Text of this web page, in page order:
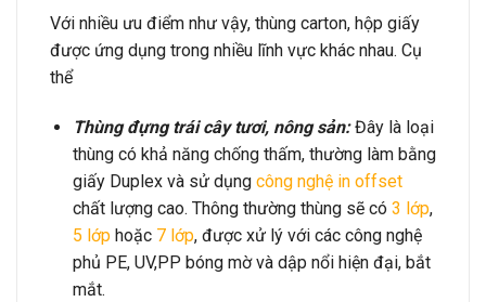
Với nhiều ưu điểm như vậy, thùng carton, hộp giấy
được ứng dụng trong nhiều lĩnh vực khác nhau. Cụ
thể
Thùng đựng trái cây tươi, nông sản:Đây là loại
thùng có khả năng chống thấm, thường làm bằng
giấy Duplex và sử dụng công nghệ in offset
chất lượng cao. Thông thường thùng sẽ có 3 lớp,
5 lớphoặc 7 lớp, được xử lý với các công nghệ
phủ PE, UV,PP bóng mờ và dập nổi hiện đại, bắt
mắt.